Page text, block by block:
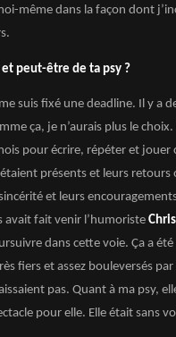
même dans la façon dont
peut-être de ta psy ?
suis fixé une deadline. Il y a
ça, je n’aurais plus le choix.
pour écrire, répéter et jouer
présents et leurs retours
et leurs
avait fait venir l’humoriste
dans cette voie. Ça a
fiers et assez bouleversés par
pas. Quant à ma psy,
pour elle. Elle était sans